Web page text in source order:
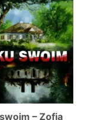
– Zofia